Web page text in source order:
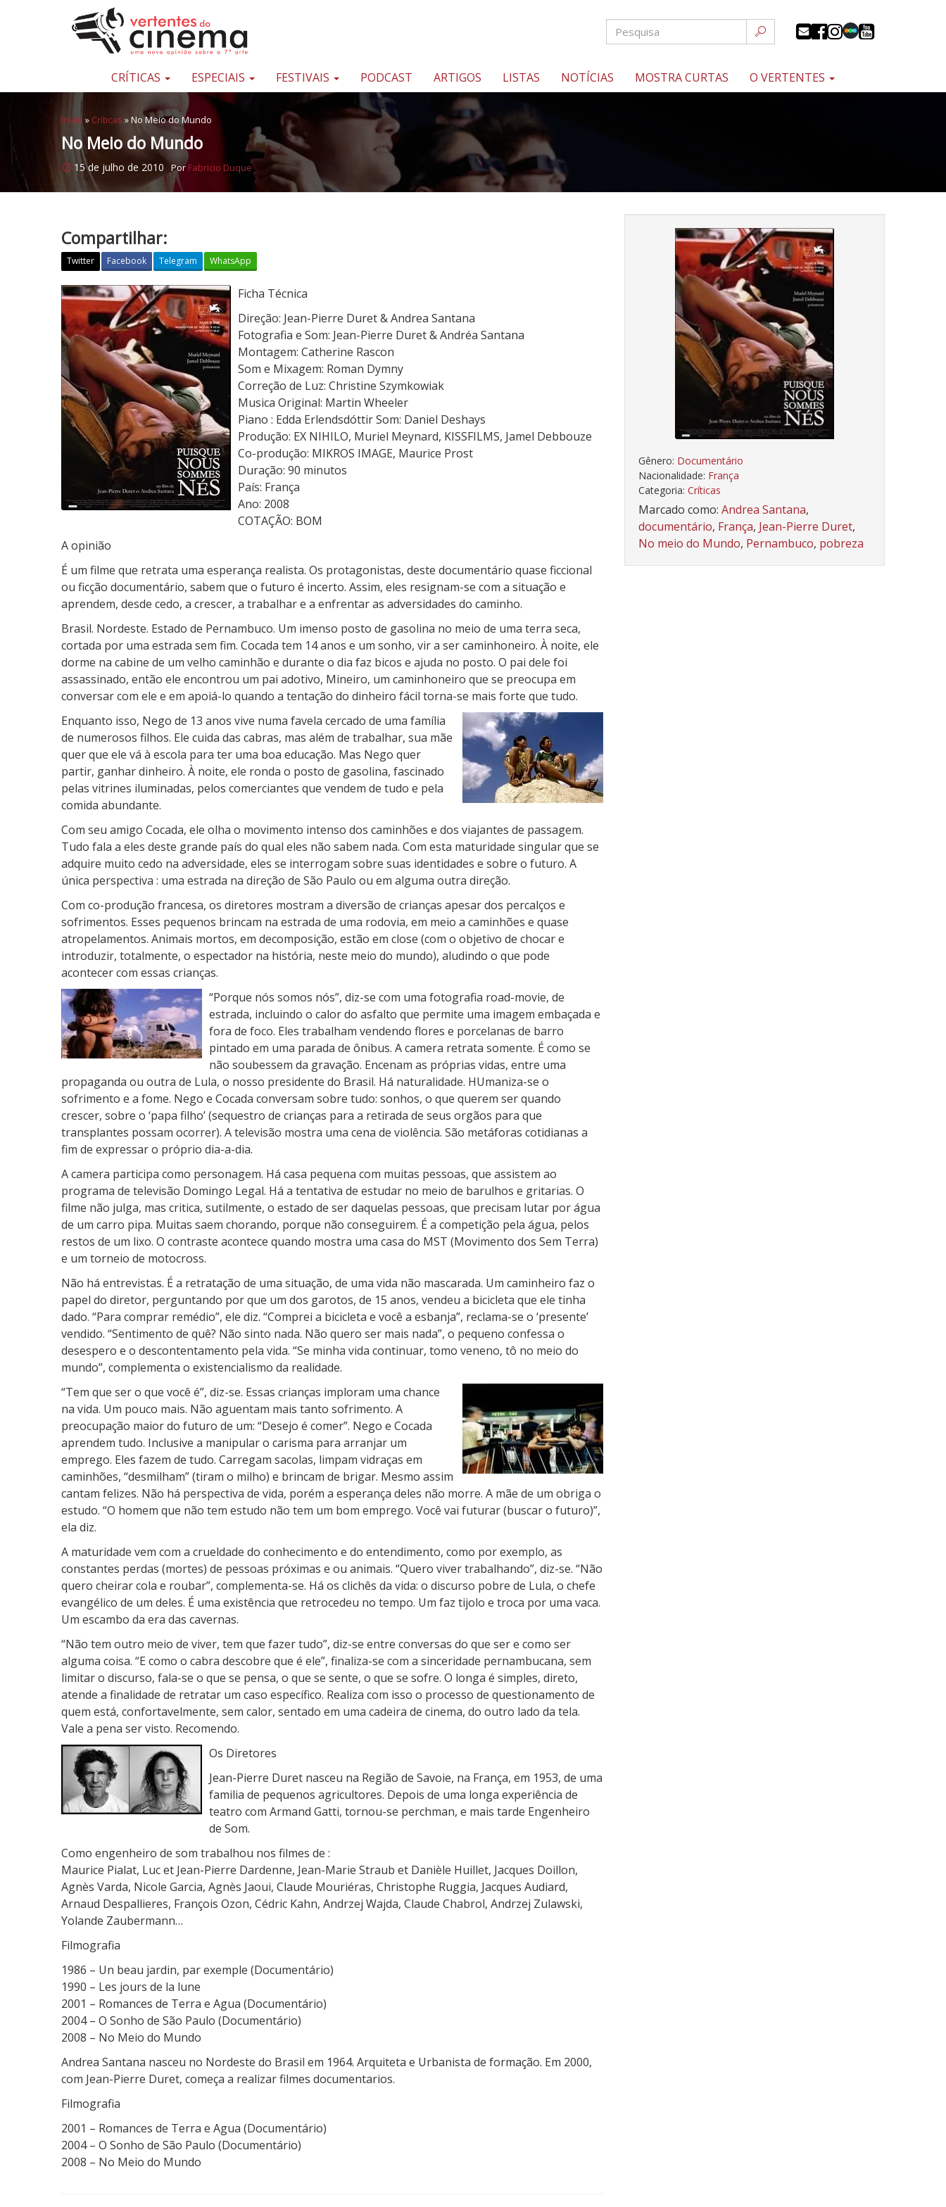
Pular para o conteúdo
Uma
sobre
sétima
arte
CRÍTICAS ESPECIAIS FESTIVAIS PODCAST ARTIGOS LISTAS NOTÍCIAS MOSTRA CURTAS O VERTENTES
Início » Críticas »No Meio do Mundo
No Meio do Mundo
15 de julho de 2010 PorFabricio Duque
Gênero: Documentário
Nacionalidade: França
Categoria: Críticas
Marcado como: Andrea Santana,
documentário, França, Jean-Pierre Duret,
No meio do Mundo, Pernambuco, pobreza
Compartilhar:
Twitter Facebook Telegram WhatsApp
N
o
M
e
i
o
d
o
M
o
Ficha Técnica
Direção: Jean-Pierre Duret & Andrea Santana
Fotografia e Som: Jean-Pierre Duret & Andréa Santana
Montagem: Catherine Rascon
Som e Mixagem: Roman Dymny
Correção de Luz: Christine Szymkowiak
Musica Original: Martin Wheeler
Piano : Edda Erlendsdóttir Som: Daniel Deshays
Produção: EX NIHILO, Muriel Meynard, KISSFILMS, Jamel Debbouze
Co-produção: MIKROS IMAGE, Maurice Prost
Duração: 90 minutos
País: França
Ano: 2008
COTAÇÃO: BOM
A opinião
É um filme que retrata uma esperança realista. Os protagonistas, deste documentário quase ficcional
ou ficção documentário, sabem que o futuro é incerto. Assim, eles resignam-se com a situação e
aprendem, desde cedo, a crescer, a trabalhar e a enfrentar as adversidades do caminho.
Brasil. Nordeste. Estado de Pernambuco. Um imenso posto de gasolina no meio de uma terra seca,
cortada por uma estrada sem fim. Cocada tem 14 anos e um sonho, vir a ser caminhoneiro. À noite, ele
dorme na cabine de um velho caminhão e durante o dia faz bicos e ajuda no posto. O pai dele foi
assassinado, então ele encontrou um pai adotivo, Mineiro, um caminhoneiro que se preocupa em
conversar com ele e em apoiá-lo quando a tentação do dinheiro fácil torna-se mais forte que tudo.
Enquanto isso, Nego de 13 anos vive numa favela cercado de uma família
de numerosos filhos. Ele cuida das cabras, mas além de trabalhar, sua mãe
quer que ele vá à escola para ter uma boa educação. Mas Nego quer
partir, ganhar dinheiro. À noite, ele ronda o posto de gasolina, fascinado
pelas vitrines iluminadas, pelos comerciantes que vendem de tudo e pela
comida abundante.
Com seu amigo Cocada, ele olha o movimento intenso dos caminhões e dos viajantes de passagem.
Tudo fala a eles deste grande país do qual eles não sabem nada. Com esta maturidade singular que se
adquire muito cedo na adversidade, eles se interrogam sobre suas identidades e sobre o futuro. A
única perspectiva : uma estrada na direção de São Paulo ou em alguma outra direção.
Com co-produção francesa, os diretores mostram a diversão de crianças apesar dos percalços e
sofrimentos. Esses pequenos brincam na estrada de uma rodovia, em meio a caminhões e quase
atropelamentos. Animais mortos, em decomposição, estão em close (com o objetivo de chocar e
introduzir, totalmente, o espectador na história, neste meio do mundo), aludindo o que pode
acontecer com essas crianças.
“Porque nós somos nós”, diz-se com uma fotografia road-movie, de
estrada, incluindo o calor do asfalto que permite uma imagem embaçada e
fora de foco. Eles trabalham vendendo flores e porcelanas de barro
pintado em uma parada de ônibus. A camera retrata somente. É como se
não soubessem da gravação. Encenam as próprias vidas, entre uma
propaganda ou outra de Lula, o nosso presidente do Brasil. Há naturalidade. HUmaniza-se o
sofrimento e a fome. Nego e Cocada conversam sobre tudo: sonhos, o que querem ser quando
crescer, sobre o ‘papa filho’ (sequestro de crianças para a retirada de seus orgãos para que
transplantes possam ocorrer). A televisão mostra uma cena de violência. São metáforas cotidianas a
fim de expressar o próprio dia-a-dia.
A camera participa como personagem. Há casa pequena com muitas pessoas, que assistem ao
programa de televisão Domingo Legal. Há a tentativa de estudar no meio de barulhos e gritarias. O
filme não julga, mas critica, sutilmente, o estado de ser daquelas pessoas, que precisam lutar por água
de um carro pipa. Muitas saem chorando, porque não conseguirem. É a competição pela água, pelos
restos de um lixo. O contraste acontece quando mostra uma casa do MST (Movimento dos Sem Terra)
e um torneio de motocross.
Não há entrevistas. É a retratação de uma situação, de uma vida não mascarada. Um caminheiro faz o
papel do diretor, perguntando por que um dos garotos, de 15 anos, vendeu a bicicleta que ele tinha
dado. “Para comprar remédio”, ele diz. “Comprei a bicicleta e você a esbanja”, reclama-se o ‘presente’
vendido. “Sentimento de quê? Não sinto nada. Não quero ser mais nada”, o pequeno confessa o
desespero e o descontentamento pela vida. “Se minha vida continuar, tomo veneno, tô no meio do
mundo”, complementa o existencialismo da realidade.
“Tem que ser o que você é”, diz-se. Essas crianças imploram uma chance
na vida. Um pouco mais. Não aguentam mais tanto sofrimento. A
preocupação maior do futuro de um: “Desejo é comer”. Nego e Cocada
aprendem tudo. Inclusive a manipular o carisma para arranjar um
emprego. Eles fazem de tudo. Carregam sacolas, limpam vidraças em
caminhões, “desmilham” (tiram o milho) e brincam de brigar. Mesmo assim
cantam felizes. Não há perspectiva de vida, porém a esperança deles não morre. A mãe de um obriga o
estudo. “O homem que não tem estudo não tem um bom emprego. Você vai futurar (buscar o futuro)”,
ela diz.
A maturidade vem com a crueldade do conhecimento e do entendimento, como por exemplo, as
constantes perdas (mortes) de pessoas próximas e ou animais. “Quero viver trabalhando”, diz-se. “Não
quero cheirar cola e roubar”, complementa-se. Há os clichês da vida: o discurso pobre de Lula, o chefe
evangélico de um deles. É uma existência que retrocedeu no tempo. Um faz tijolo e troca por uma vaca.
Um escambo da era das cavernas.
“Não tem outro meio de viver, tem que fazer tudo”, diz-se entre conversas do que ser e como ser
alguma coisa. “E como o cabra descobre que é ele”, finaliza-se com a sinceridade pernambucana, sem
limitar o discurso, fala-se o que se pensa, o que se sente, o que se sofre. O longa é simples, direto,
atende a finalidade de retratar um caso específico. Realiza com isso o processo de questionamento de
quem está, confortavelmente, sem calor, sentado em uma cadeira de cinema, do outro lado da tela.
Vale a pena ser visto. Recomendo.
Os Diretores
Jean-Pierre Duret nasceu na Região de Savoie, na França, em 1953, de uma
familia de pequenos agricultores. Depois de uma longa experiência de
teatro com Armand Gatti, tornou-se perchman, e mais tarde Engenheiro
de Som.
Como engenheiro de som trabalhou nos filmes de :
Maurice Pialat, Luc et Jean-Pierre Dardenne, Jean-Marie Straub et Danièle Huillet, Jacques Doillon,
Agnès Varda, Nicole Garcia, Agnès Jaoui, Claude Mouriéras, Christophe Ruggia, Jacques Audiard,
Arnaud Despallieres, François Ozon, Cédric Kahn, Andrzej Wajda, Claude Chabrol, Andrzej Zulawski,
Yolande Zaubermann…
Filmografia
1986 – Un beau jardin, par exemple (Documentário)
1990 – Les jours de la lune
2001 – Romances de Terra e Agua (Documentário)
2004 – O Sonho de São Paulo (Documentário)
2008 – No Meio do Mundo
Andrea Santana nasceu no Nordeste do Brasil em 1964. Arquiteta e Urbanista de formação. Em 2000,
com Jean-Pierre Duret, começa a realizar filmes documentarios.
Filmografia
2001 – Romances de Terra e Agua (Documentário)
2004 – O Sonho de São Paulo (Documentário)
2008 – No Meio do Mundo